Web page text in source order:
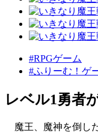
#RPGゲーム
#ふりーむ！ゲ
レベル1勇者
魔王、魔神を倒し